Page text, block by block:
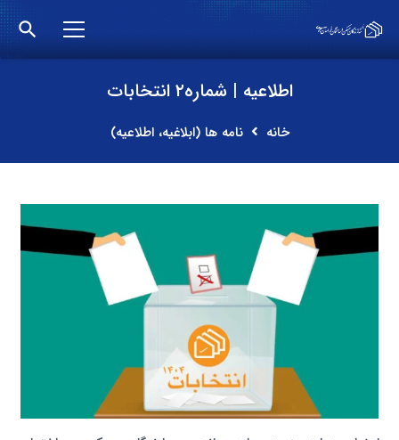
search
اطلاعیه | شماره۲ انتخابات
خانه نامه ها (ابلاغیه، اطلاعیه)